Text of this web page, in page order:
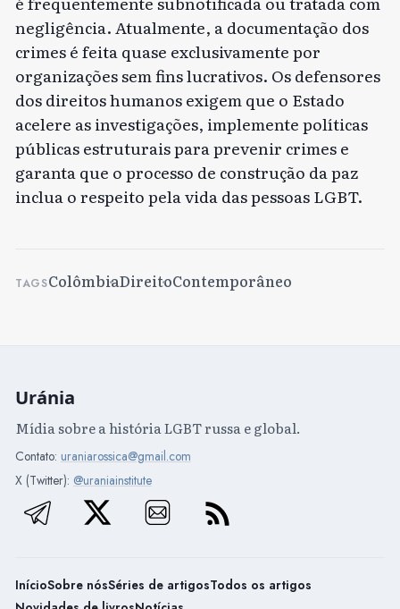
negligência. Atualmente, a documentação dos
crimes é feita quase exclusivamente por
organizações sem fins lucrativos. Os defensores
dos direitos humanos exigem que o Estado
acelere as investigações, implemente políticas
públicas estruturais para prevenir crimes e
garanta que o processo de construção da paz
inclua o respeito pela vida das pessoas LGBT.
TAGSColômbiaDireitoContemporâneo
Uránia
Mídia sobre a história LGBT russa e global.
Contato: uraniarossica@gmail.com
X (Twitter): @uraniainstitute
InícioSobre nósSéries de artigosTodos os artigos